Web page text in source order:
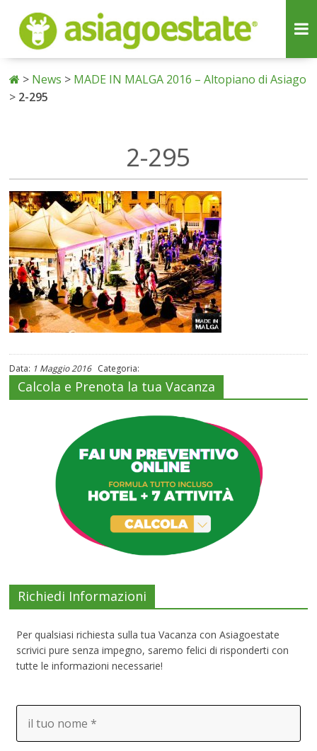
> News > MADE IN MALGA 2016 – Altopiano di Asiago
> 2-295
2-295
Data: 1 Maggio 2016Categoria:
Calcola e Prenota la tua Vacanza
Richiedi Informazioni
Per qualsiasi richiesta sulla tua Vacanza con Asiagoestate
scrivici pure senza impegno, saremo felici di risponderti con
tutte le informazioni necessarie!